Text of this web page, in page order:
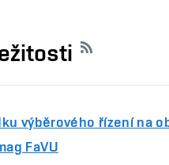
výběrového řízení na
FaVU